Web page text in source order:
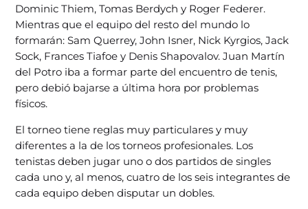
Dominic Thiem, Tomas Berdych y Roger Federer.
Mientras que el equipo del resto del mundo lo
formarán: Sam Querrey, John Isner, Nick Kyrgios, Jack
Sock, Frances Tiafoe y Denis Shapovalov. Juan Martín
del Potro iba a formar parte del encuentro de tenis,
pero debió bajarse a última hora por problemas
físicos.
El torneo tiene reglas muy particulares y muy
diferentes a la de los torneos profesionales. Los
tenistas deben jugar uno o dos partidos de singles
cada uno y, al menos, cuatro de los seis integrantes de
cada equipo deben disputar un dobles.